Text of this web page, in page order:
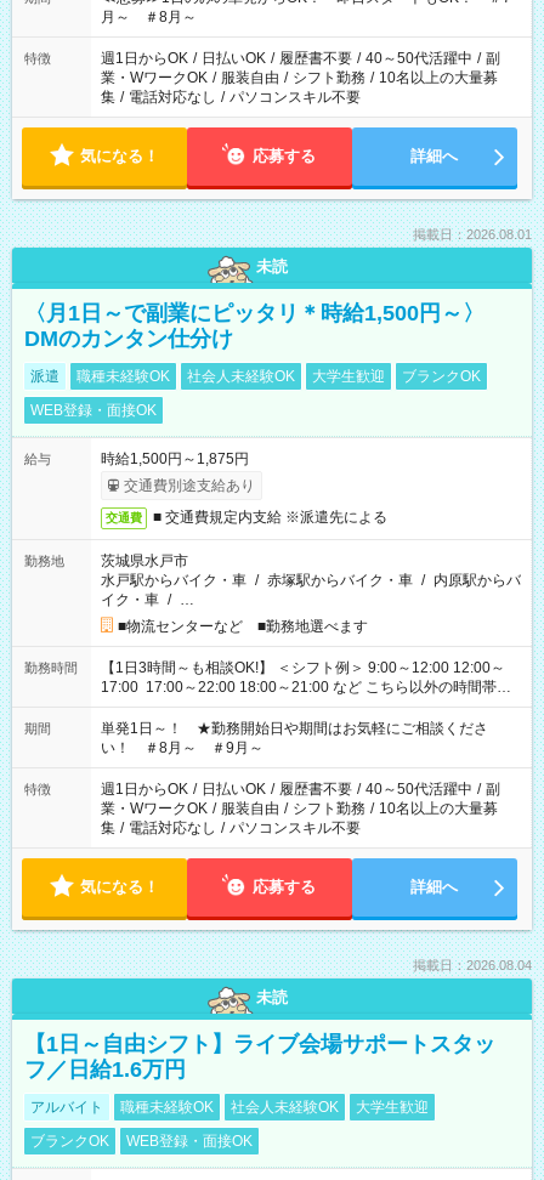
月～ ＃8月～
特徴 週1日からOK / 日払いOK / 履歴書不要 / 40～50代活躍中 / 副
業・WワークOK / 服装自由 / シフト勤務 / 10名以上の大量募
集 / 電話対応なし / パソコンスキル不要
気になる！ 応募する 詳細へ
掲載日：2026.08.01
未読
〈月1日～で副業にピッタリ＊時給1,500円～〉
DMのカンタン仕分け
派遣 職種未経験OK 社会人未経験OK 大学生歓迎
ブランクOK
WEB登録・面接OK
給与
時給1,500円～1,875円
交通費別途支給あり
交通費 ■ 交通費規定内支給 ※派遣先による
勤務地
茨城県水戸市
水戸駅からバイク・車 / 赤塚駅からバイク・車 / 内原駅からバ
イク・車 / …
■物流センターなど ■勤務地選べます
勤務時間
【1日3時間～も相談OK!】 ＜シフト例＞ 9:00～12:00 12:00～
17:00 17:00～22:00 18:00～21:00 など こちら以外の時間帯も
お気軽にご相談ください！
期間
単発1日～！ ★勤務開始日や期間はお気軽にご相談くださ
い！ ＃8月～ ＃9月～
特徴 週1日からOK / 日払いOK / 履歴書不要 / 40～50代活躍中 / 副
業・WワークOK / 服装自由 / シフト勤務 / 10名以上の大量募
集 / 電話対応なし / パソコンスキル不要
気になる！ 応募する 詳細へ
掲載日：2026.08.04
未読
【1日～自由シフト】ライブ会場サポートスタッ
フ／日給1.6万円
アルバイト 職種未経験OK 社会人未経験OK
大学生歓迎
ブランクOK
WEB登録・面接OK